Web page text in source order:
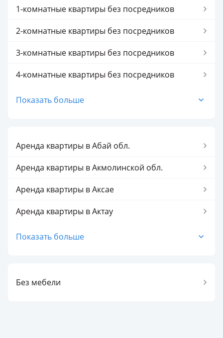
1-комнатные квартиры без посредников
2-комнатные квартиры без посредников
3-комнатные квартиры без посредников
4-комнатные квартиры без посредников
Показать больше
Аренда квартиры в Абай обл.
Аренда квартиры в Акмолинской обл.
Аренда квартиры в Аксае
Аренда квартиры в Актау
Аренда квартиры в Актобе
Аренда квартиры в Алматинской обл.
Показать больше
Без мебели